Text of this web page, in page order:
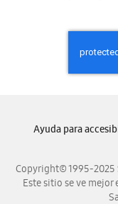
Copyright© 1995-2025
Este sitio se ve mejor
Ayuda para